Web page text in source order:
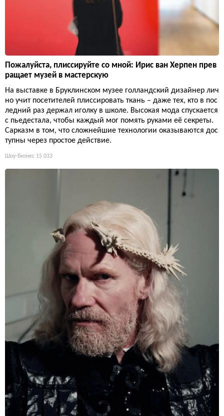
Пожалуйста, плиссируйте со мной: Ирис ван Херпен прев
ращает музей в мастерскую
На выставке в Бруклинском музее голландский дизайнер лич
но учит посетителей плиссировать ткань – даже тех, кто в пос
ледний раз держал иголку в школе. Высокая мода спускается
с пьедестала, чтобы каждый мог помять руками её секреты.
Сарказм в том, что сложнейшие технологии оказываются дос
тупны через простое действие.
Шоу-бизнес 15 033